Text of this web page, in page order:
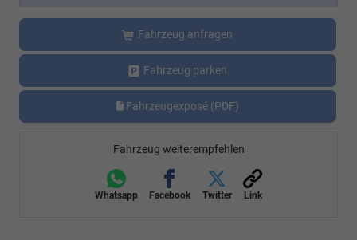
Fahrzeug anfragen
Fahrzeug parken
Fahrzeugexposé (PDF)
Fahrzeug weiterempfehlen
Whatsapp Facebook Twitter Link